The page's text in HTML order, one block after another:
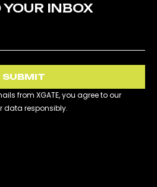
INBOX
SUBMIT
from XGATE, you agree to our
data responsibly.